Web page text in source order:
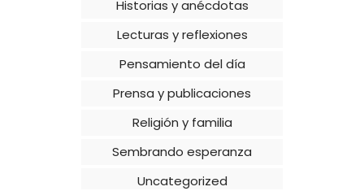
Historias y anécdotas
Lecturas y reflexiones
Pensamiento del día
Prensa y publicaciones
Religión y familia
Sembrando esperanza
Uncategorized